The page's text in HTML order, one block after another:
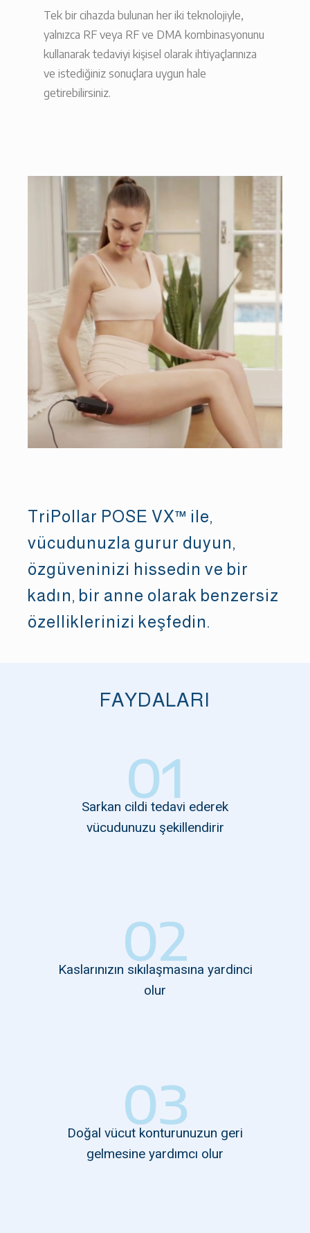
Tek bir cihazda bulunan her iki teknolojiyle,
yalnızca RF veya RF ve DMA kombinasyonunu
kullanarak tedaviyi kişisel olarak ihtiyaçlarınıza
ve istediğiniz sonuçlara uygun hale
getirebilirsiniz.
TriPollar POSE VX™ ile,
vücudunuzla gurur duyun,
özgüveninizi hissedin ve bir
kadın, bir anne olarak benzersiz
özelliklerinizi keşfedin.
FAYDALARI
01
Sarkan cildi tedavi ederek
vücudunuzu şekillendirir
02
Kaslarınızın sıkılaşmasına yardinci
olur
03
Doğal vücut konturunuzun geri
gelmesine yardımcı olur